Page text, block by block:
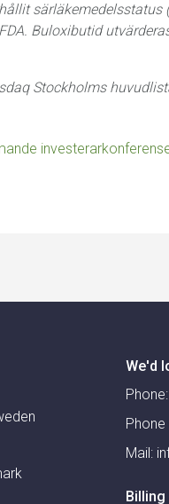
Buloxibutid
Stockholms
We'd
Phone:
Phone
Mail:
Billing